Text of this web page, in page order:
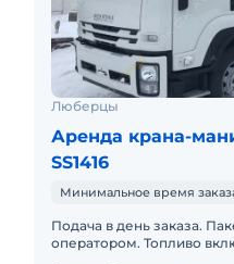
Люберцы
Аренда крана-
SS1416
Минимальное время
Подача в день заказа.
оператором. Топливо